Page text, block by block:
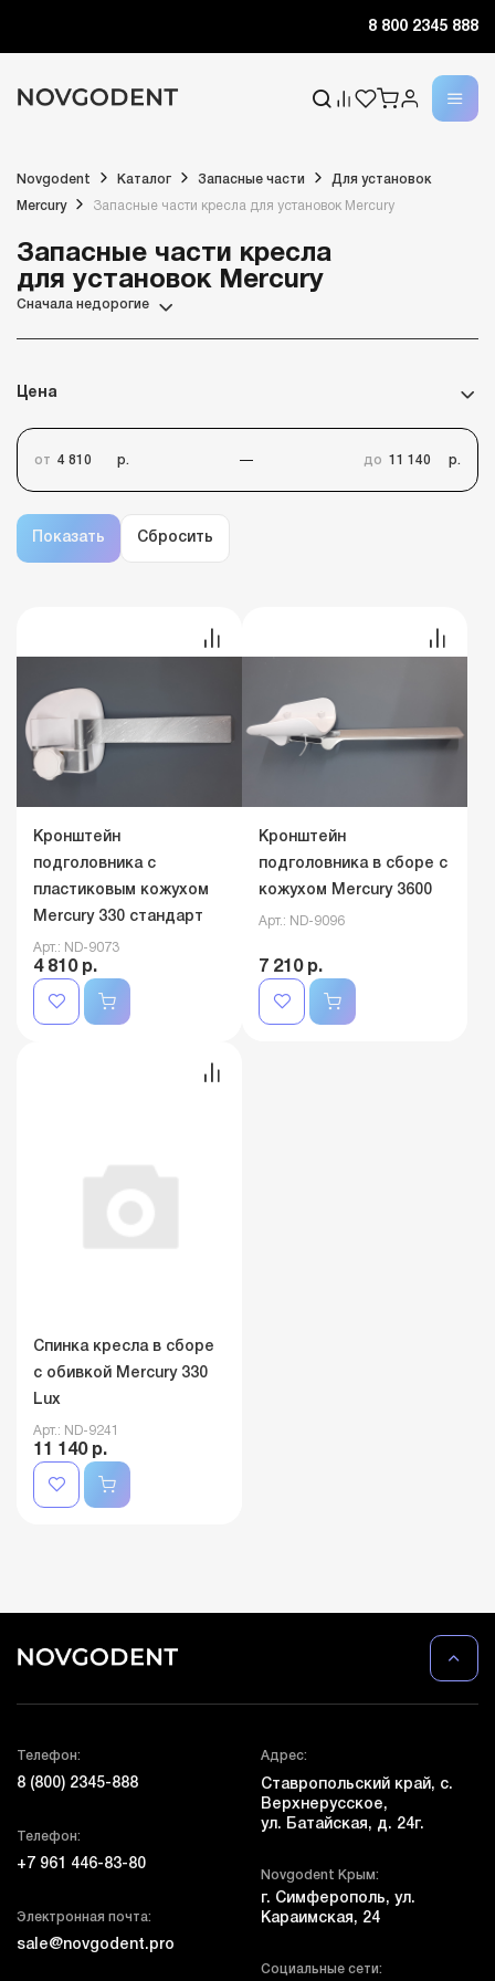
8 800 2345 888
Novgodent Каталог Запасные части Для установок
Mercury Запасные части кресла для установок Mercury
Запасные части кресла
для установок Mercury
Сначала недорогие
Цена
от р. до р.
Кронштейн
подголовника с
пластиковым кожухом
Mercury 330 стандарт
Арт.: ND-9073
4 810 р.
Кронштейн
подголовника в сборе с
кожухом Mercury 3600
Арт.: ND-9096
7 210 р.
Спинка кресла в сборе
с обивкой Mercury 330
Lux
Арт.: ND-9241
11 140 р.
Телефон:
8 (800) 2345-888
Телефон:
+7 961 446-83-80
Электронная почта:
sale@novgodent.pro
Адрес:
Ставропольский край, с.
Верхнерусское,
ул. Батайская, д. 24г.
Novgodent Крым:
г. Симферополь, ул.
Караимская, 24
Социальные сети: